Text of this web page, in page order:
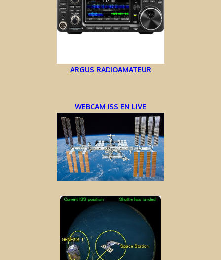
ARGUS RADIOAMATEUR
WEBCAM ISS EN LIVE